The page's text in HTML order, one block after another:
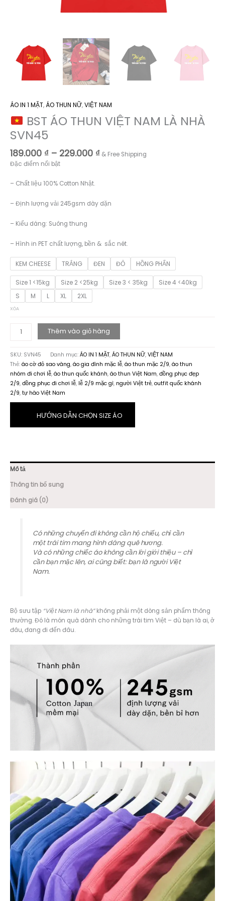
ÁO IN 1 MẶT, ÁO THUN NỮ,VIỆT NAM
BST ÁO THUN VIỆT NAM LÀ NHÀ
SVN45
189.000 ₫ – 229.000 ₫Khoảng
229.000 ₫
& Free Shipping
Đặc điểm nổi bật
– Chất liệu 100% Cotton Nhật.
– Định lượng vải 245gsm dày dặn
– Kiểu dáng: Suông thung
– Hình in PET chất lượng, bền & sắc nét.
KEM CHEESE TRẮNG ĐEN ĐỎ HỒNG PHẤN
Size 1 <15kg Size 2 <25kg Size 3 < 35kg
Size 4 <40kg
S
M L XL 2XL
XÓA
THUN
VIỆT
NAM
LÀ
NHÀ
SVN45
Thêm vào giỏ hàng
SKU: SVN45 Danh mục: ÁO IN 1 MẶT, ÁO THUN NỮ, VIỆT NAM
Thẻ: áo cờ đỏ sao vàng, áo gia đình mặc lễ, áo thun mặc 2/9, áo thun
nhóm đi chơi lễ, áo thun quốc khánh, áo thun Việt Nam, đồng phục đẹp
2/9, đồng phục đi chơi lễ, lễ 2/9 mặc gì, người Việt trẻ, outfit quốc khánh
2/9, tự hào Việt Nam
HƯỚNG DẪN CHỌN SIZE ÁO
Mô tả
Thông tin bổ sung
Đánh giá (0)
Có những chuyến đi không cần hộ chiếu, chỉ cần
một trái tim mang hình dáng quê hương.
Và có những chiếc áo không cần lời giới thiệu – chỉ
cần bạn mặc lên, ai cũng biết: bạn là người Việt
Nam.
Bộ sưu tập “Việt Nam là nhà”không phải một dòng sản phẩm thông
thường. Đó là món quà dành cho những trái tim Việt – dù bạn là ai, ở
đâu, đang đi đến đâu.